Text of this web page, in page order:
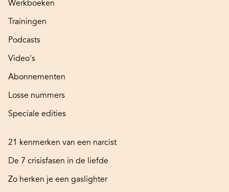
Werkboeken
Trainingen
Podcasts
Video's
Abonnementen
Losse nummers
Speciale edities
21 kenmerken van een narcist
De 7 crisisfasen in de liefde
Zo herken je een gaslighter